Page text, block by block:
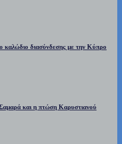
καλώδιο διασύνδεσης με την Κύπρο
και η πτώση Καρυστιανού